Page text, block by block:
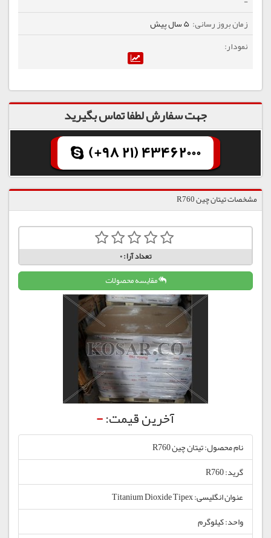
5 سال پیش
جهت سفارش لطفا تماس بگیرید
(+98 21) 43462000
مشخصات تیتان چین R760
تعداد آرا:0
مقایسه محصولات
آخرین قیمت:-
نام محصول: تیتان چین R760
گرید: R760
عنوان انگلیسی: Titanium Dioxide Tipex
واحد: کیلوگرم